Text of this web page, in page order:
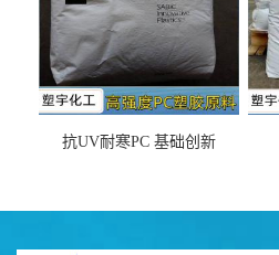
抗UV耐寒PC 基础创新